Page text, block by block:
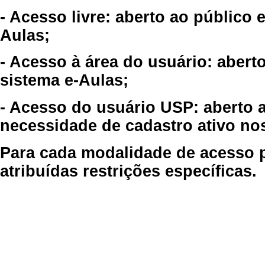
- Acesso livre: aberto ao público
Aulas;
- Acesso à área do usuário:
sistema e-Aulas;
- Acesso do usuário USP: aberto
necessidade de cadastro ativo
Para cada modalidade de
atribuídas restrições específicas.